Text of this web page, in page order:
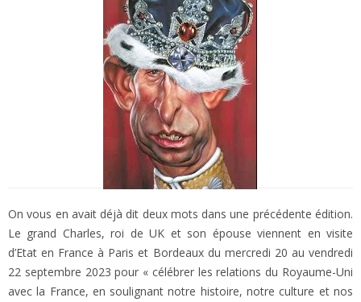
On vous en avait déjà dit deux mots dans une précédente édition.
Le grand Charles, roi de UK et son épouse viennent en visite
d’Etat en France à Paris et Bordeaux du mercredi 20 au vendredi
22 septembre 2023 pour « célébrer les relations du Royaume-Uni
avec la France, en soulignant notre histoire, notre culture et nos